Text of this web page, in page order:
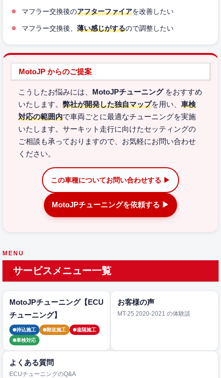
マフラー交換後のアフターファイアを改善したい
マフラー交換後、 薄い感じがするので調整したい
MotoJP からのご提案
こうしたお悩みには、 MotoJPチューニングをおすすめ
いたします。 弊社が開発した独自マップを用い、 車検
対応の範囲内で車両ごとに最適なチューニングを実施
いたします。サーキット走行に向けたセッティングの
ご相談も承っておりますので、お気軽にお問い合わせ
ください。
この車種についてお問い合わせする ▶
MotoJPチューニングを依頼する ▶
MENU
サービスメニュー一覧
MotoJPチューニング【ECU
チューニング】
持込施工 郵送施工
遠隔施工
車検対応
お客様の声
MT-25 2020-2021 の体験談
よくある質問
ECUチューニングのQ&A